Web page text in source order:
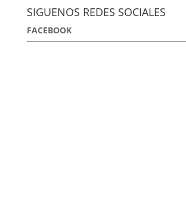
SIGUENOS REDES SOCIALES
FACEBOOK